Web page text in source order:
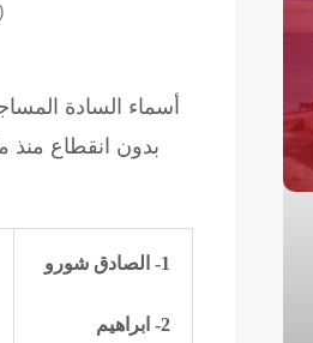
أسماء السادة
بدون انقطاع منذ
1- الصادق شورو
2- ابراهيم